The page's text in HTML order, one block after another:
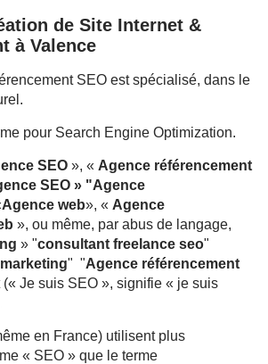
de Site Internet &
à Valence
SEO est spécialisé, dans le
pour Search Engine Optimization.
SEO », « Agence référencement
SEO » "Agence
Agence web», « Agence
», ou même, par abus de langage,
» "consultant freelance seo"
" "Agence référencement
(« Je suis SEO », signifie « je suis
en France) utilisent plus
« SEO » que le terme